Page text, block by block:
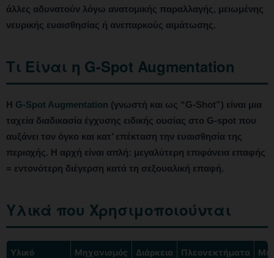
άλλες αδυνατούν λόγω ανατομικής παραλλαγής, μειωμένης
νευρικής ευαισθησίας ή ανεπαρκούς αιμάτωσης.
Τι Είναι η G-Spot Augmentation
Η G-Spot Augmentation (γνωστή και ως “G-Shot”) είναι μια
ταχεία διαδικασία έγχυσης ειδικής ουσίας στο G-spot που
αυξάνει τον όγκο και κατ’ επέκταση την ευαισθησία της
περιοχής. Η αρχή είναι απλή: μεγαλύτερη επιφάνεια επαφής
= εντονότερη διέγερση κατά τη σεξουαλική επαφή.
Υλικά που Χρησιμοποιούνται
Υλικό Μηχανισμός Διάρκεια Πλεονεκτήματα